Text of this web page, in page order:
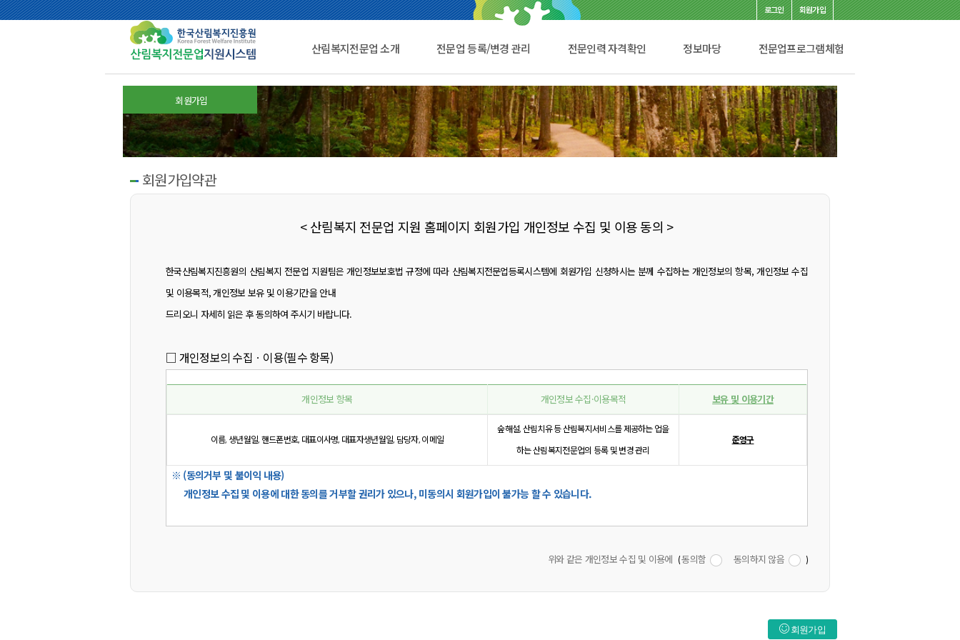
로그인 회원가입
산림복지전문업 소개 전문업 등록/변경 관리 전문인력 자격확인 정보마당 전문업프로그램체험
회원가입
회원가입약관
< 산림복지 전문업 지원 홈페이지 회원가입 개인정보 수집 및 이용 동의 >
한국산림복지진흥원의 산림복지 전문업 지원팀은 개인정보보호법 규정에 따라 산림복지전문업등록시스템에 회원가입 신청하시는 분께 수집하는 개인정보의 항목, 개인정보 수집
및 이용목적, 개인정보 보유 및 이용기간을 안내
드리오니 자세히 읽은 후 동의하여 주시기 바랍니다.
□ 개인정보의 수집ㆍ이용(필수 항목)
개인정보 항목 개인정보 수집·이용목적 보유 및 이용기간
이름, 생년월일, 핸드폰번호, 대표이사명, 대표자생년월일, 담당자, 이메일
숲해설, 산림치유 등 산림복지서비스를 제공하는 업을
하는 산림복지전문업의 등록 및 변경 관리
준영구
  ※ (동의거부 및 불이익 내용)
위와 같은 개인정보 수집 및 이용에 (동의함 동의하지 않음 )
회원가입